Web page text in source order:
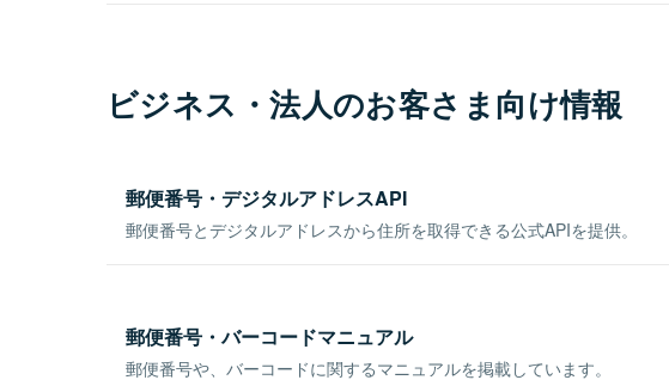
ビジネス・法人のお客さま向け情報
郵便番号・デジタルアドレスAPI
郵便番号とデジタルアドレスから住所を取得できる公式APIを提供。
郵便番号・バーコードマニュアル
郵便番号や、バーコードに関するマニュアルを掲載しています。